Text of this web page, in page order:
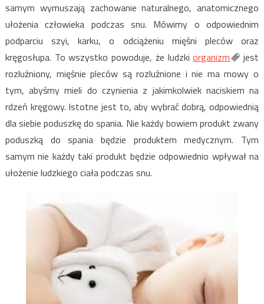
samym wymuszają zachowanie naturalnego, anatomicznego
ułożenia człowieka podczas snu. Mówimy o odpowiednim
podparciu szyi, karku, o odciążeniu mięśni pleców oraz
kręgosłupa. To wszystko powoduje, że ludzkiorganizm
jest
rozluźniony, mięśnie pleców są rozluźnione i nie ma mowy o
tym, abyśmy mieli do czynienia z jakimkolwiek naciskiem na
rdzeń kręgowy. Istotne jest to, aby wybrać dobrą, odpowiednią
dla siebie poduszkę do spania. Nie każdy bowiem produkt zwany
poduszką do spania będzie produktem medycznym. Tym
samym nie każdy taki produkt będzie odpowiednio wpływał na
ułożenie ludzkiego ciała podczas snu.